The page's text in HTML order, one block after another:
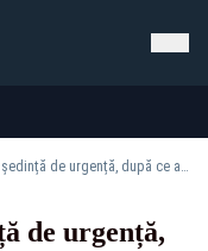
Bolojan a convocat ședință de urgență, după ce ar fi fost criticat de la Bruxelles – SURSE
de urgență,